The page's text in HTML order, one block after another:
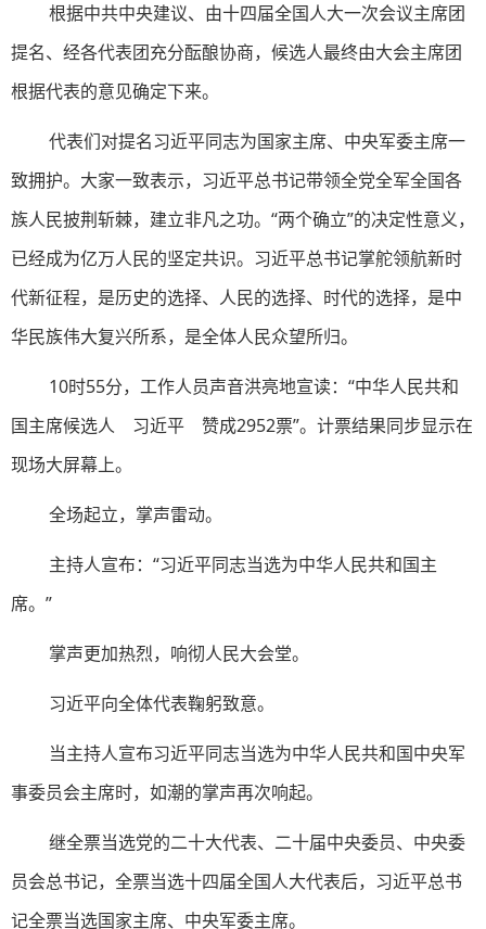
根据中共中央建议、由十四届全国人大一次会议主席团
提名、经各代表团充分酝酿协商，候选人最终由大会主席团
根据代表的意见确定下来。
代表们对提名习近平同志为国家主席、中央军委主席一
致拥护。大家一致表示，习近平总书记带领全党全军全国各
族人民披荆斩棘，建立非凡之功。“两个确立”的决定性意义，
已经成为亿万人民的坚定共识。习近平总书记掌舵领航新时
代新征程，是历史的选择、人民的选择、时代的选择，是中
华民族伟大复兴所系，是全体人民众望所归。
10时55分，工作人员声音洪亮地宣读：“中华人民共和
国主席候选人 习近平 赞成2952票”。计票结果同步显示在
现场大屏幕上。
全场起立，掌声雷动。
主持人宣布：“习近平同志当选为中华人民共和国主
席。”
掌声更加热烈，响彻人民大会堂。
习近平向全体代表鞠躬致意。
当主持人宣布习近平同志当选为中华人民共和国中央军
事委员会主席时，如潮的掌声再次响起。
继全票当选党的二十大代表、二十届中央委员、中央委
员会总书记，全票当选十四届全国人大代表后，习近平总书
记全票当选国家主席、中央军委主席。